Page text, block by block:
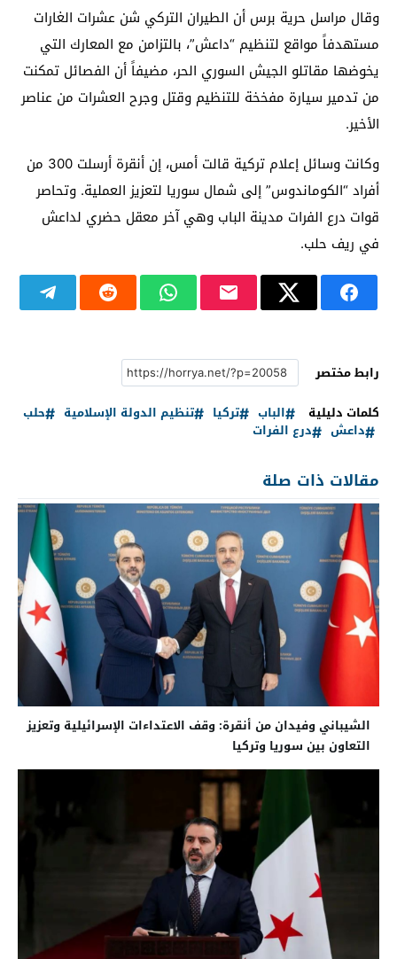
وقال مراسل حرية برس أن الطيران التركي شن عشرات الغارات
مستهدفاً مواقع لتنظيم “داعش”، بالتزامن مع المعارك التي
يخوضها مقاتلو الجيش السوري الحر، مضيفاً أن الفصائل تمكنت
من تدمير سيارة مفخخة للتنظيم وقتل وجرح العشرات من عناصر
الأخير.
وكانت وسائل إعلام تركية قالت أمس، إن أنقرة أرسلت 300 من
أفراد “الكوماندوس” إلى شمال سوريا لتعزيز العملية. وتحاصر
قوات درع الفرات مدينة الباب وهي آخر معقل حضري لداعش
في ريف حلب.
رابط مختصر
كلمات دليلية
الباب تركيا تنظيم الدولة الإسلامية
حلب
داعش
درع الفرات
مقالات ذات صلة
الشيباني وفيدان من أنقرة: وقف الاعتداءات الإسرائيلية وتعزيز
التعاون بين سوريا وتركيا